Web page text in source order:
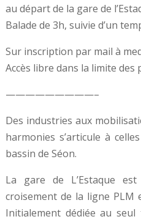
au départ de la gare de
Balade de 3h, suivie d’un
Sur inscription par mail à
Accès libre dans la limite des
—————————–
Des industries aux
harmonies s’articule à
bassin de Séon.
La gare de L’Estaque
croisement de la ligne PLM
Initialement dédiée au